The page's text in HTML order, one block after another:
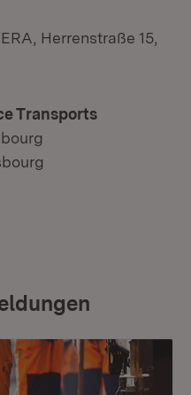
in neuem Fenster)
Herrenstraße 15,
Transports